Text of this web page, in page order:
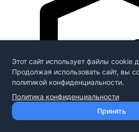
Этот сайт использует файлы cookie
Продолжая использовать сайт, вы
политикой конфиденциальности.
Политика конфиденциальности
Принять